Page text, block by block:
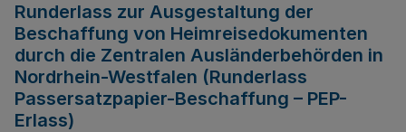
Runderlass zur Ausgestaltung der
Beschaffung von Heimreisedokumenten
durch die Zentralen Ausländerbehörden in
Nordrhein-Westfalen (Runderlass
Passersatzpapier-Beschaffung – PEP-
Erlass)